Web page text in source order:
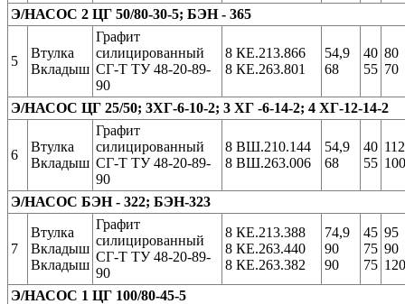
Э/НАСОС 2 ЦГ 50/80-30-5; БЭН - 365
5
Втулка
Вкладыш
Графит
силицированный
СГ-Т ТУ 48-20-89-
90
8 КЕ.213.866
8 КЕ.263.801
54,9
68
40
55
80
70
Э/НАСОС ЦГ 25/50; 3ХГ-6-10-2; 3 ХГ -6-14-2; 4 ХГ-12-14-2
6
Втулка
Вкладыш
Графит
силицированный
СГ-Т ТУ 48-20-89-
90
8 ВШ.210.144
8 ВШ.263.006
54,9
68
40
55
112
100
Э/НАСОС БЭН - 322; БЭН-323
7
Втулка
Вкладыш
Вкладыш
Графит
силицированный
СГ-Т ТУ 48-20-89-
90
8 КЕ.213.388
8 КЕ.263.440
8 КЕ.263.382
74,9
90
90
45
75
75
95
90
120
Э/НАСОС 1 ЦГ 100/80-45-5